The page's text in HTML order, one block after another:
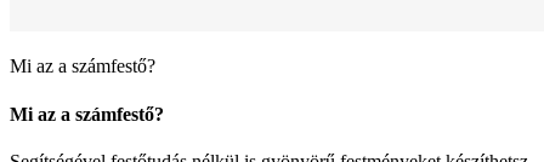
Mi az a számfestő?
Mi az a számfestő?